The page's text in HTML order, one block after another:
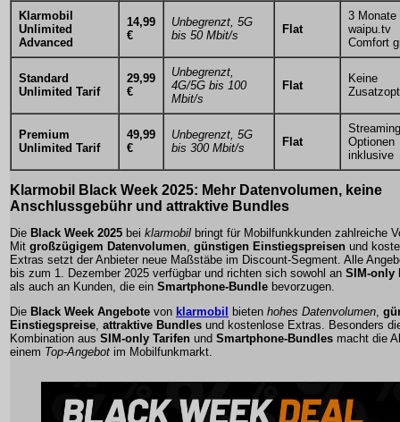
Klarmobil
Unlimited
Advanced
14,99
€
Unbegrenzt, 5G
bis 50 Mbit/s
Flat
3 Monate
waipu.tv
Comfort
Standard
Unlimited Tarif
29,99
€
Unbegrenzt,
4G/5G bis 100
Mbit/s
Flat
Keine
Premium
Unlimited Tarif
49,99
€
Unbegrenzt, 5G
bis 300 Mbit/s
Flat
Optionen
inklusive
Klarmobil Black Week 2025: Mehr Datenvolumen, keine
Anschlussgebühr und attraktive Bundles
Die Black Week 2025 bei klarmobil bringt für Mobilfunkkunden zahlreiche
Mit großzügigem Datenvolumen günstigen Einstiegspreisen und
Extras setzt der Anbieter neue Maßstäbe im Discount-Segment. Alle
bis zum 1. Dezember 2025 verfügbar und richten sich sowohl an SIM-only
als auch an Kunden, die ein Smartphone-Bundle bevorzugen.
Die Black Week Angebote von klarmobil bieten hohes Datenvolumen
Einstiegspreise attraktive Bundles und kostenlose Extras . Besonders
Kombination aus SIM-only Tarifen und Smartphone-Bundles macht die
einem Top-Angebot im Mobilfunkmarkt.